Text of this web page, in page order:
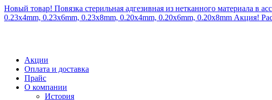
Новый товар! Повязка стерильная адгезивная из нетканного материала в
0.23x4mm, 0.23x6mm, 0.23x8mm, 0.20x4mm, 0.20x6mm, 0.20x8mm Акция!
Акции
Оплата и доставка
Прайс
О компании
История